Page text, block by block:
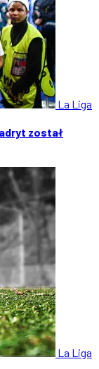
La Liga
został
La Liga